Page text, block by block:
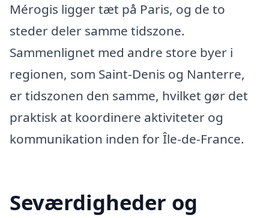
Mérogis ligger tæt på Paris, og de to
steder deler samme tidszone.
Sammenlignet med andre store byer i
regionen, som Saint-Denis og Nanterre,
er tidszonen den samme, hvilket gør det
praktisk at koordinere aktiviteter og
kommunikation inden for Île-de-France.
Seværdigheder og